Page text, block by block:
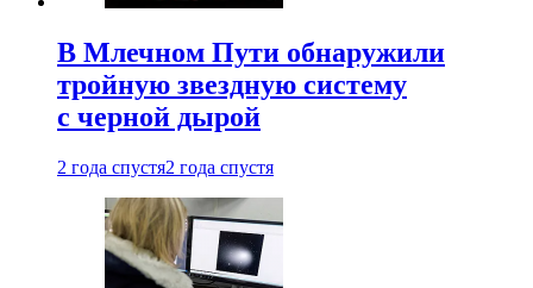
В Млечном Пути обнаружили
тройную звездную систему
с черной дырой
2 года спустя2 года спустя